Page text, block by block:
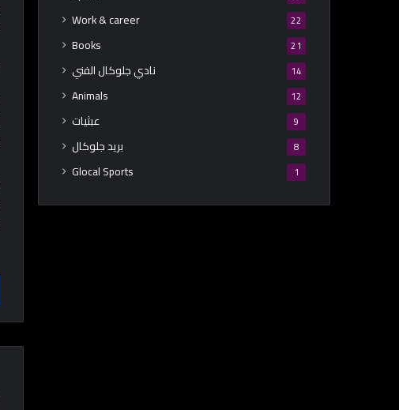
Work & career 22
Books 21
نادي جلوكال الفني 14
Animals 12
عبثيات 9
بريد جلوكال 8
Glocal Sports 1